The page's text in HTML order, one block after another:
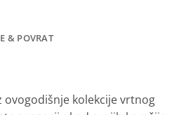
& POVRAT
ovogodišnje kolekcije vrtnog